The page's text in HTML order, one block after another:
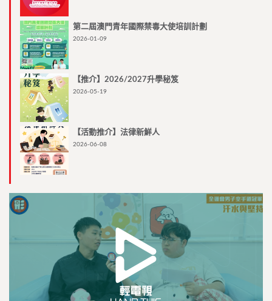
第二屆澳門青年國際禁毒大使培訓計劃
2026-01-09
【推介】2026/2027升學秘笈
2026-05-19
【活動推介】法律新鮮人
2026-06-08